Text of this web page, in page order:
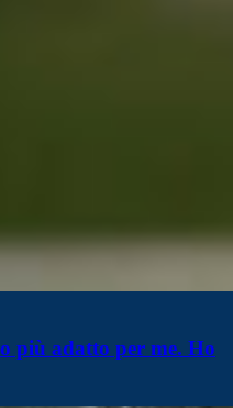
più adatto per me. Ho